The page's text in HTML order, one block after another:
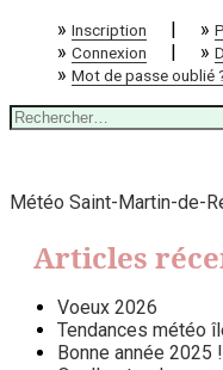
» Inscription | »
» Connexion | »
» Mot de passe oublié
Rechercher :
Météo Saint-Martin-de-
Articles
Voeux 2026
Tendances météo
Bonne année 2025 !